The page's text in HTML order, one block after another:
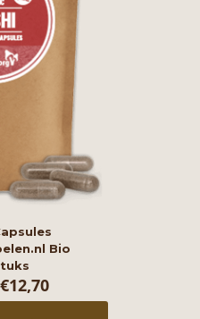
Bio
Oorspronkelijke
€12,70Huidige
prijs